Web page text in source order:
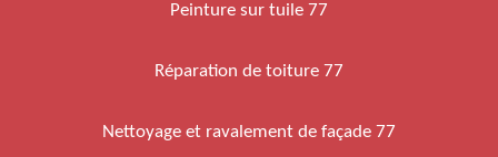
Peinture sur tuile 77
Réparation de toiture 77
Nettoyage et ravalement de façade 77